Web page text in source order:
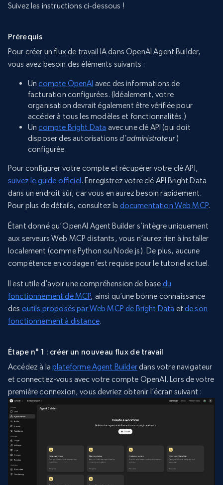
Suivez les instructions ci-dessous !
Prérequis
Pour créer un flux de travail IA dans OpenAI Agent Builder,
vous avez besoin des éléments suivants :
Uncompte OpenAI avec des informations de
facturation configurées. (Idéalement, votre
organisation devrait également être vérifiée pour
accéder à tous les modèles et fonctionnalités.)
Uncompte Bright Data avec une clé API (qui doit
disposer des autorisationsd’administrateur)
configurée.
Pour configurer votre compte et récupérer votre clé API,
suivez le guide officiel. Enregistrez votre clé API Bright Data
dans un endroit sûr, car vous en aurez besoin rapidement.
Pour plus de détails, consultez la documentation Web MCP.
Étant donné qu’OpenAI Agent Builder s’intègre uniquement
aux serveurs Web MCP distants, vous n’aurez rien à installer
localement (comme Python ou Node.js). De plus, aucune
compétence en codage n’est requise pour le tutoriel actuel.
Il est utile d’avoir une compréhension de base du
fonctionnement de MCP, ainsi qu’une bonne connaissance
des outils proposés par Web MCP de Bright Data etde son
fonctionnement à distance.
Étape n° 1 : créer un nouveau flux de travail
Accédez à laplateforme Agent Builderdans votre navigateur
et connectez-vous avec votre compte OpenAI. Lors de votre
première connexion, vous devriez obtenir l’écran suivant :